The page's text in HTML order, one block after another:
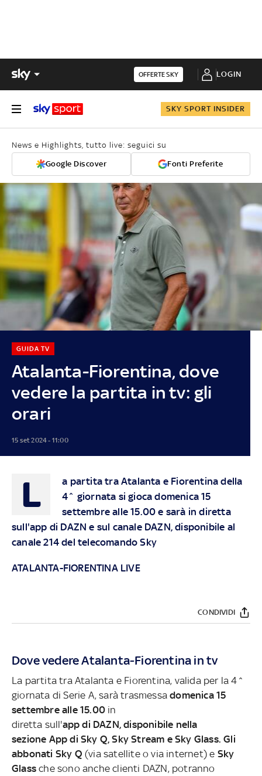
OFFERTE SKY LOGIN
SKY SPORT INSIDER
News e Highlights, tutto live: seguici su
Google Discover Fonti Preferite
Atalanta-Fiorentina, dove
vedere la partita in tv: gli
orari
GUIDA TV
15 set 2024 - 11:00
L
a partita tra Atalanta e Fiorentina della
4^ giornata si gioca domenica 15
settembre alle 15.00 e sarà in diretta
sull'app di DAZN e sul canale DAZN, disponibile al
canale 214 del telecomando Sky
ATALANTA-FIORENTINA LIVE
CONDIVIDI
Dove vedere Atalanta-Fiorentina in tv
La partita tra Atalanta e Fiorentina, valida per la 4^
giornata di Serie A, sarà trasmessadomenica 15
settembre alle 15.00 in
diretta sull'app di DAZN, disponibile nella
sezione App di Sky Q, Sky Stream e Sky Glass. Gli
abbonati Sky Q (via satellite o via internet) e Sky
Glassche sono anche clienti DAZN, potranno